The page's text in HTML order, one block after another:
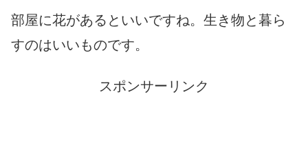
部屋に花があるといいですね。生き物と暮ら
すのはいいものです。
スポンサーリンク